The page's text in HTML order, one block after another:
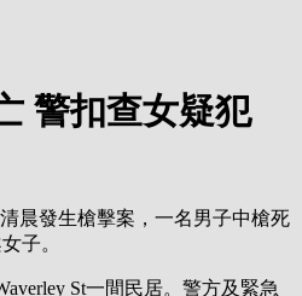
警扣查女疑犯
晨發生槍擊案，一名男子中槍死
子。
St一間民居。警方及緊急